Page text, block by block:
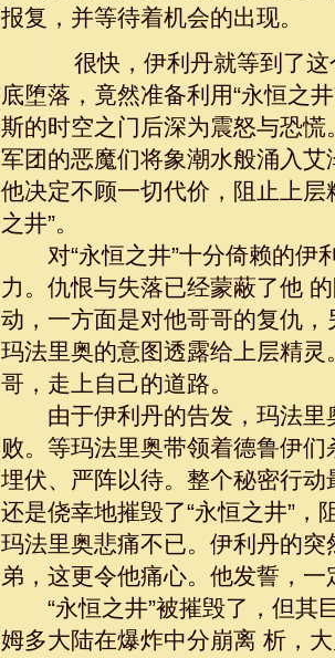
报复，并等待着机会的出现。
很快，伊利丹就等到了这
底堕落，竟然准备利用“永恒之
斯的时空之门后深为震怒与恐
军团的恶魔们将象潮水般涌入
他决定不顾一切代价，阻止上
之井”。
对“永恒之井”十分倚赖的伊
力。仇恨与失落已经蒙蔽了他
动，一方面是对他哥哥的复仇，
玛法里奥的意图透露给上层精
哥，走上自己的道路。
由于伊利丹的告发，玛法里
败。等玛法里奥带领着德鲁伊们
埋伏、严阵以待。整个秘密行
还是侥幸地摧毁了“永恒之井”
玛法里奥悲痛不已。伊利丹的
弟，这更令他痛心。他发誓，
“永恒之井”被摧毁了，但其
姆多大陆在爆炸中分崩离 析，